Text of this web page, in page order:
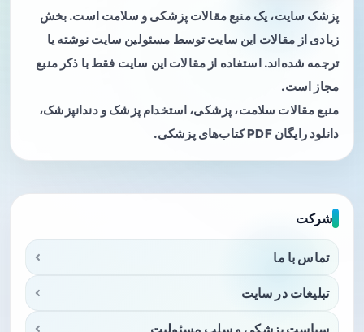
پزشک سایت، یک منبع مقالات پزشکی و سلامت است. بخش
زیادی از مقالات این سایت توسط مسئولین سایت نوشته یا
ترجمه شده‌اند. استفاده از مقالات این سایت فقط با ذکر منبع
مجاز است.
منبع مقالات سلامت، پزشکی، استخدام پزشک و دندانپزشک،
دانلود رایگان PDF کتاب‌های پزشکی.
شرکت
تماس با ما
تبلیغات در سایت
سیاست پزشکی و سلب مسئولیت